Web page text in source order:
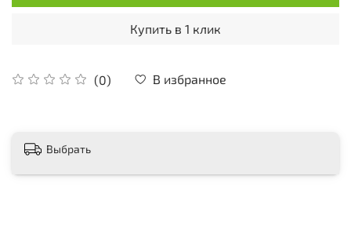
(0) В избранное
Купить в 1 клик
Выбрать